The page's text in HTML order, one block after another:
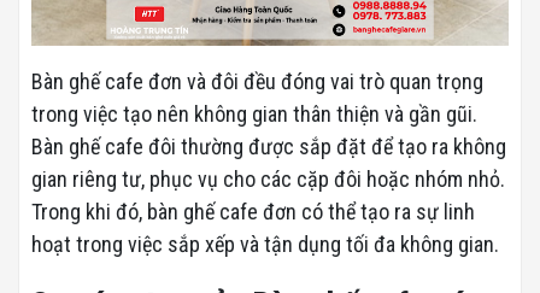
Bàn ghế cafe đơn và đôi đều đóng vai trò quan trọng
trong việc tạo nên không gian thân thiện và gần gũi.
Bàn ghế cafe đôi thường được sắp đặt để tạo ra không
gian riêng tư, phục vụ cho các cặp đôi hoặc nhóm nhỏ.
Trong khi đó, bàn ghế cafe đơn có thể tạo ra sự linh
hoạt trong việc sắp xếp và tận dụng tối đa không gian.